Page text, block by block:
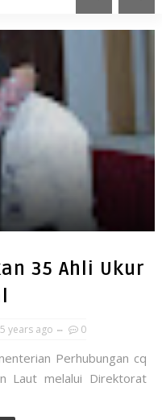
35 Ahli Ukur
5 years ago 0
Perhubungan cq
Laut melalui Direktorat